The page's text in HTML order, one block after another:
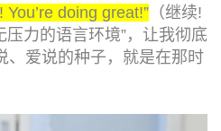
You’re doing great!” （继续!
力的语言环境”，让我彻底
、爱说的种子，就是在那时